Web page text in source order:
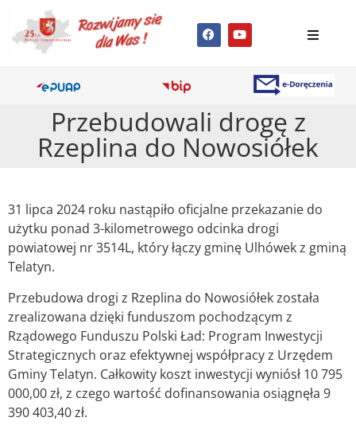
Przebudowali drogę z
Rzeplina do Nowosiółek
31 lipca 2024 roku nastąpiło oficjalne przekazanie do
użytku ponad 3-kilometrowego odcinka drogi
powiatowej nr 3514L, który łączy gminę Ulhówek z gminą
Telatyn.
Przebudowa drogi z Rzeplina do Nowosiółek została
zrealizowana dzięki funduszom pochodzącym z
Rządowego Funduszu Polski Ład: Program Inwestycji
Strategicznych oraz efektywnej współpracy z Urzędem
Gminy Telatyn. Całkowity koszt inwestycji wyniósł 10 795
000,00 zł, z czego wartość dofinansowania osiągnęła 9
390 403,40zł.